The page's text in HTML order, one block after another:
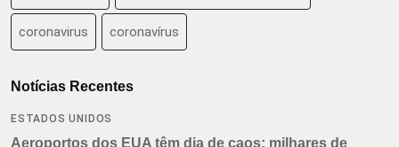
coronavirus coronavírus
Notícias Recentes
ESTADOS UNIDOS
Aeroportos dos EUA têm dia de caos: milhares de